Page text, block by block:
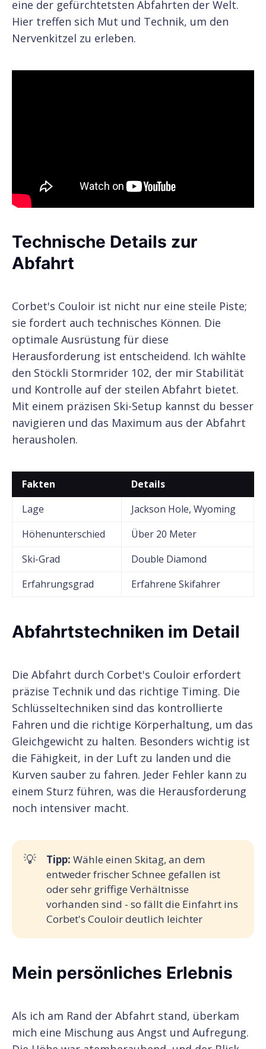
eine der gefürchtetsten Abfahrten der Welt.
Hier treffen sich Mut und Technik, um den
Nervenkitzel zu erleben.
Technische Details zur
Abfahrt
Corbet's Couloir ist nicht nur eine steile Piste;
sie fordert auch technisches Können. Die
optimale Ausrüstung für diese
Herausforderung ist entscheidend. Ich wählte
den Stöckli Stormrider 102, der mir Stabilität
und Kontrolle auf der steilen Abfahrt bietet.
Mit einem präzisen Ski-Setup kannst du besser
navigieren und das Maximum aus der Abfahrt
herausholen.
Fakten
Details
Lage
Jackson Hole, Wyoming
Höhenunterschied
Über 20 Meter
Ski-Grad
Double Diamond
Erfahrungsgrad
Erfahrene Skifahrer
Abfahrtstechniken im Detail
Die Abfahrt durch Corbet's Couloir erfordert
präzise Technik und das richtige Timing. Die
Schlüsseltechniken sind das kontrollierte
Fahren und die richtige Körperhaltung, um das
Gleichgewicht zu halten. Besonders wichtig ist
die Fähigkeit, in der Luft zu landen und die
Kurven sauber zu fahren. Jeder Fehler kann zu
einem Sturz führen, was die Herausforderung
noch intensiver macht.
💡 Tipp: Wähle einen Skitag, an dem
entweder frischer Schnee gefallen ist
oder sehr griffige Verhältnisse
vorhanden sind - so fällt die Einfahrt ins
Corbet's Couloir deutlich leichter
Mein persönliches Erlebnis
Als ich am Rand der Abfahrt stand, überkam
mich eine Mischung aus Angst und Aufregung.